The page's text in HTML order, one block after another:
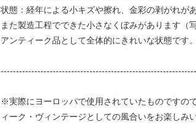
状態：経年による小キズや擦れ、金彩の剥がれがあ
また製造工程でできた小さなくぼみがあります（
アンティーク品として全体的にきれいな状態です。
※実際にヨーロッパで使用されていたものですの
ィーク・ヴィンテージとしての風合いをお楽しみ